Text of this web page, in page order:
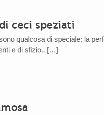
ceci speziati
qualcosa di speciale: la
e di sfizio.. […]